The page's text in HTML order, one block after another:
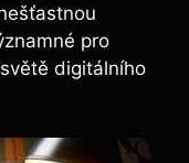
pro
digitálního